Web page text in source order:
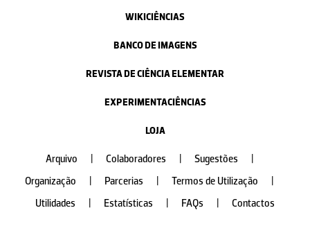
WIKICIÊNCIAS
BANCO DE IMAGENS
REVISTA DE CIÊNCIA ELEMENTAR
EXPERIMENTACIÊNCIAS
LOJA
Arquivo Colaboradores Sugestões
Organização
Parcerias Termos de Utilização
Utilidades
Estatísticas FAQs Contactos